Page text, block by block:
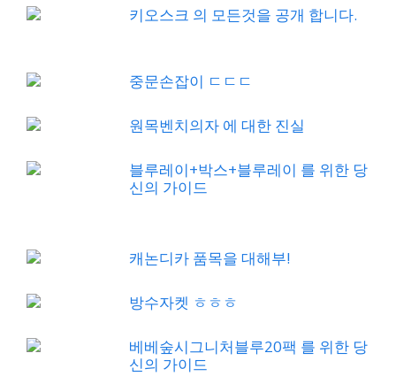
키오스크 의 모든것을 공개 합니다.
중문손잡이 ㄷㄷㄷ
원목벤치의자 에 대한 진실
블루레이+박스+블루레이 를 위한 당
신의 가이드
캐논디카 품목을 대해부!
방수자켓 ㅎㅎㅎ
베베숲시그니처블루20팩 를 위한 당
신의 가이드